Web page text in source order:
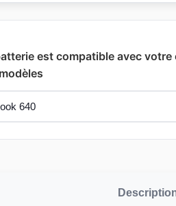
est compatible avec